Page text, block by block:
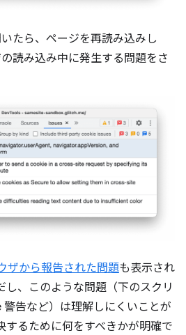
たら、ページを再読み込みし
読み込み中に発生する問題をさ
ザから報告された問題も表示され
し、このような問題（下のスクリ
告など）は理解しにくいことが
するために何をすべきかが明確で